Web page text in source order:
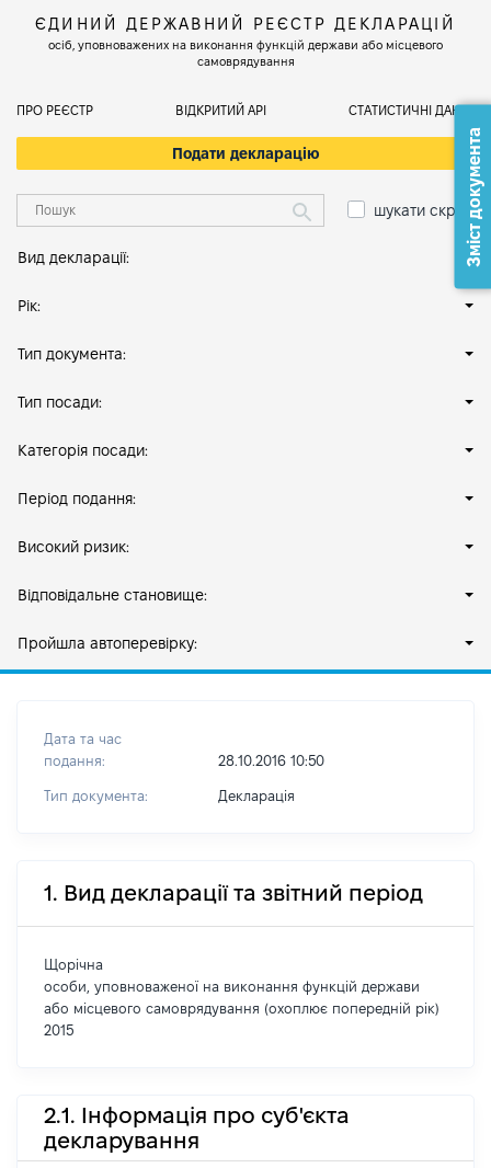
ЄДИНИЙ ДЕРЖАВНИЙ РЕЄСТР ДЕКЛАРАЦІЙ
осіб, уповноважених на виконання функцій держави або місцевого
самоврядування
ПРО РЕЄСТР ВІДКРИТИЙ АРІ СТАТИСТИЧНІ ДАНІ
Подати декларацію
шукати скрізь
Вид декларації:
Рік:
Тип документа:
Тип посади:
Категорія посади:
Період подання:
Високий ризик:
Відповідальне становище:
Пройшла автоперевірку:
Дата та час
подання:
28.10.2016 10:50
Тип документа: Декларація
1. Вид декларації та звітний період
Щорічна
особи, уповноваженої на виконання функцій держави
або місцевого самоврядування (охоплює попередній рік)
2015
2.1. Інформація про суб'єкта
декларування
Зміст документа